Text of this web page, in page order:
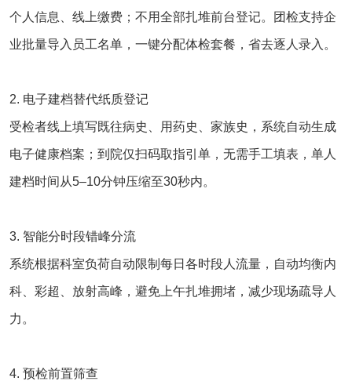
个人信息、线上缴费；不用全部扎堆前台登记。团检支持企
业批量导入员工名单，一键分配体检套餐，省去逐人录入。
2. 电子建档替代纸质登记
受检者线上填写既往病史、用药史、家族史，系统自动生成
电子健康档案；到院仅扫码取指引单，无需手工填表，单人
建档时间从5–10分钟压缩至30秒内。
3. 智能分时段错峰分流
系统根据科室负荷自动限制每日各时段人流量，自动均衡内
科、彩超、放射高峰，避免上午扎堆拥堵，减少现场疏导人
力。
4. 预检前置筛查